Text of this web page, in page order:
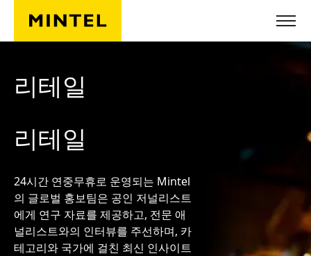
Skip to main content
리테일
리테일
24시간 연중무휴로 운영되는 Mintel
의 글로벌 홍보팀은 공인 저널리스트
에게 연구 자료를 제공하고, 전문 애
널리스트와의 인터뷰를 주선하며, 카
테고리와 국가에 걸친 최신 인사이트